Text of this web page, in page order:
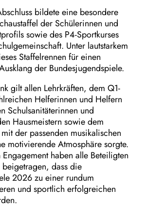
bildete eine besondere
der Schülerinnen und
sowie des P4-Sportkurses
Unter lautstarkem
Staffelrennen für einen
der Bundesjugendspiele.
gilt allen Lehrkräften, dem Q1-
Helferinnen und Helfern
Schulsanitäterinnen und
Hausmeistern sowie dem
der passenden musikalischen
motivierende Atmosphäre sorgte.
haben alle Beteiligten
dass die
2026 zu einer rundum
und sportlich erfolgreichen